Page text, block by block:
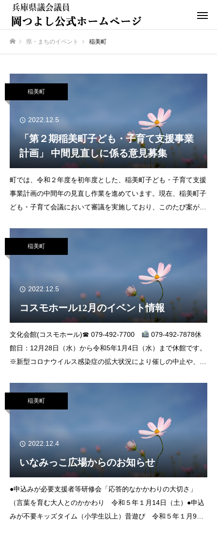
県・まちのイベント 稲美町
稲美町
2022.12.5
「第２期稲美町子ども・子育て支援事業
計画」 中間見直しに係る意見募集
町では、令和２年度を初年度とした、稲美町子ども・子育て支援
事業計画の中間年の見直し作業を進めています。現在、稲美町子
ども・子育て会議において審議を実施しており、このたび案がま
稲美町
2022.12.5
コスモホール12月のイベント情報
文化会館(コスモホール)☎ 079-492-7700
079-492-7878休
館日：12月28日（水）から令和5年1月4日（水）まで休館です。
※新型コロナウイルス感染症の拡大状況により催しの中止や、座
稲美町
2022.12.4
いなみっこ広場からのお知らせ
●申込みが必要支援者等研修会「応答的なかかわりの大切さ」
（言葉を育む大人とのかかわり 令和５年１月14日（土）●申込
みが不要キッズタイム（小学生以上）昔遊び 令和５年１月9日